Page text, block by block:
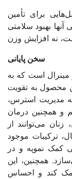
برای تأمین
بهبود سلامتی
سخن پایانی
است که به
محصول به تقویت
مدیریت استرس،
و همچنین درمان
می‌توانند از
ترکیبات موجود
کمک نموپه و در
همچنین، این
کمک کند و احساس